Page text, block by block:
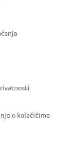
o kolačićima